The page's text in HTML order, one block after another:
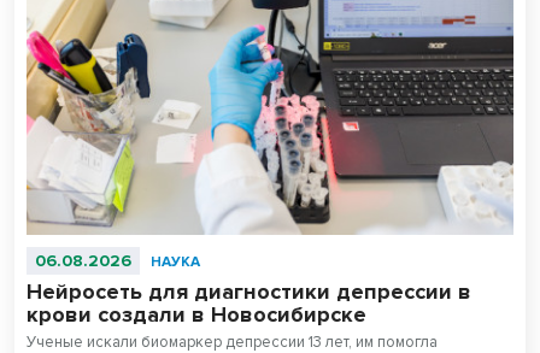
06.08.2026 НАУКА
Нейросеть для диагностики депрессии в
крови создали в Новосибирске
Ученые искали биомаркер депрессии 13 лет, им помогла